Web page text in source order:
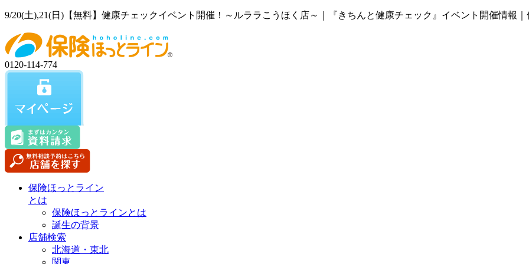
9/20(土),21(日)【無料】健康チェックイベント開催！～ルララこうほく店～｜『きちんと健康チェック』イベント開催情報
0120-114-774
保険ほっとライン
とは
保険ほっとラインとは
誕生の背景
店舗検索
北海道・東北
関東